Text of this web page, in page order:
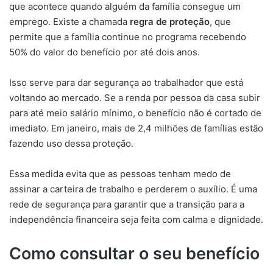
que acontece quando alguém da família consegue um
emprego. Existe a chamada regra de proteção, que
permite que a família continue no programa recebendo
50% do valor do benefício por até dois anos.
Isso serve para dar segurança ao trabalhador que está
voltando ao mercado. Se a renda por pessoa da casa subir
para até meio salário mínimo, o benefício não é cortado de
imediato. Em janeiro, mais de 2,4 milhões de famílias estão
fazendo uso dessa proteção.
Essa medida evita que as pessoas tenham medo de
assinar a carteira de trabalho e perderem o auxílio. É uma
rede de segurança para garantir que a transição para a
independência financeira seja feita com calma e dignidade.
Como consultar o seu benefício